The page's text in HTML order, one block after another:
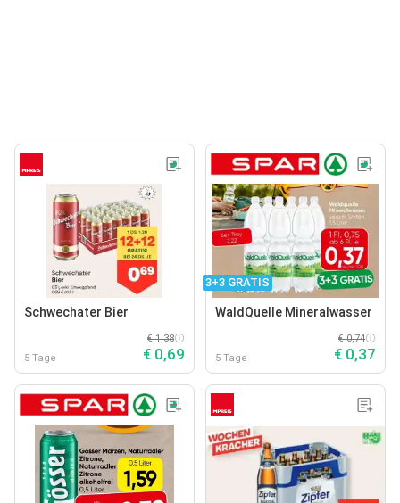
Schwechater Bier
5 Tage
€ 1,38
€ 0,69
3+3 GRATIS
WaldQuelle Mineralwasser
5 Tage
€ 0,74
€ 0,37